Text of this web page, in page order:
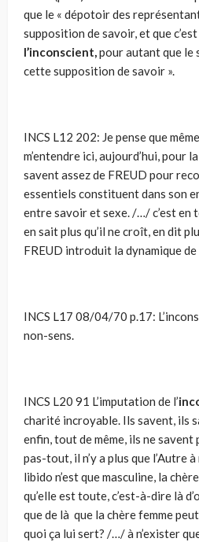
que le « dépotoir des
supposition de savoir, et que
l’inconscient,pour autant que le
cette supposition de savoir ».
INCS L12 202: Je pense que
m’entendre ici, aujourd’hui, pour
savent as­sez de FREUD pour
essentiels constituent dans son
entre sa­voir et sexe. /…/ c’est en
en sait plus qu’il ne croît, en dit
FREUD introduit la dynamique de
INCS L17 08/04/70 p.17:
non-sens.
INCS L20 91 L’imputation de l’
charité incroyable. Ils savent, ils
enfin, tout de même, ils ne savent
pas-tout, il n’y a plus que l’Autre
libido n’est que masculine, la
qu’elle est toute, c’est-à-dire là
que de là que la chère femme
quoi ça lui sert? /…/ à n’exister